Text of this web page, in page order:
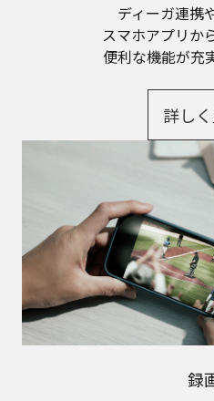
ディーガ連携
スマホアプリか
便利な機能が充
詳し
録